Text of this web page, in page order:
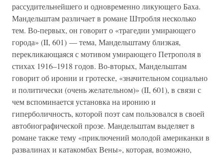
рассудительнейшего и одновременно ликующего Баха.
Мандельштам различает в романе Штробля несколько
тем. Во-первых, он говорит о «трагедии умирающего
города» (II, 601) — тема, Мандельштаму близкая,
перекликающаяся с мотивом умирающего Петрополя в
стихах 1916–1918 годов. Во-вторых, Мандельштам
говорит об иронии и гротеске, «значительном социально
и политически (очень желательном)» (II, 601), в связи с
чем вспоминается установка на иронию и
гиперболичность, которой поэт сам пользовался в своей
автобиографической прозе. Мандельштам выделяет в
романе также тему «приключений молодой американки в
развалинах и катакомбах Вены», которая, возможно,